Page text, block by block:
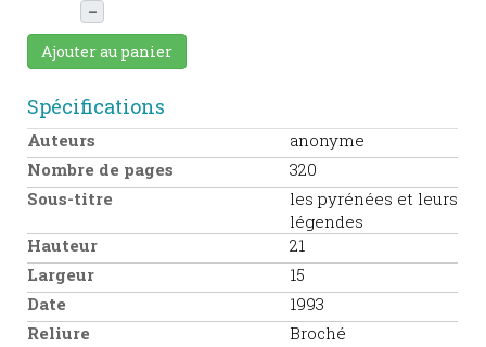
–
Ajouter au panier
Spécifications
Auteurs
anonyme
Nombre de pages
320
Sous-titre
les pyrénées et leurs
légendes
Hauteur
21
Largeur
15
Date
1993
Reliure
Broché